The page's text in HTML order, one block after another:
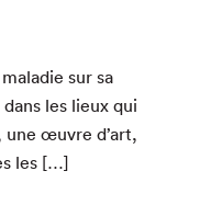
sur sa
les lieux qui
une œuvre d’art,
les […]